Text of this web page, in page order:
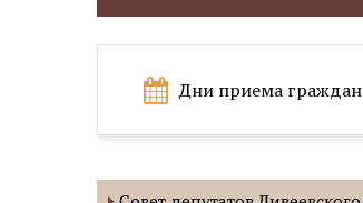
Дни приема граждан